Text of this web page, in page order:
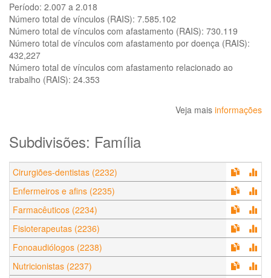
Período: 2.007 a 2.018
Número total de vínculos (RAIS): 7.585.102
Número total de vínculos com afastamento (RAIS): 730.119
Número total de vínculos com afastamento por doença (RAIS):
432,227
Número total de vínculos com afastamento relacionado ao
trabalho (RAIS): 24.353
Veja mais informações
Subdivisões: Família
Cirurgiões-dentistas (2232)
Enfermeiros e afins (2235)
Farmacêuticos (2234)
Fisioterapeutas (2236)
Fonoaudiólogos (2238)
Nutricionistas (2237)